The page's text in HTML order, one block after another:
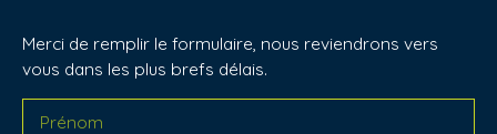
Merci de remplir le formulaire, nous reviendrons vers
vous dans les plus brefs délais.
Prénom